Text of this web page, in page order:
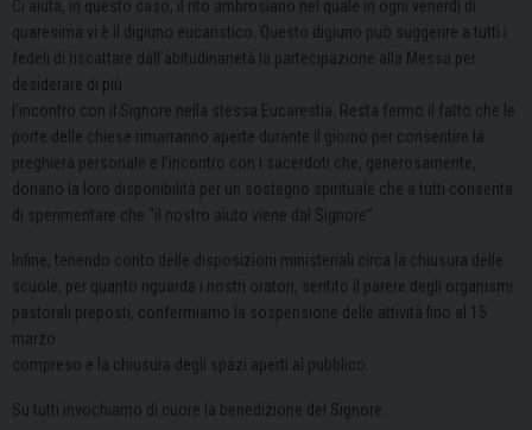
Ci aiuta, in questo caso, il rito ambrosiano nel quale in ogni venerdì di
quaresima vi è il digiuno eucaristico. Questo digiuno può suggerire a tutti i
fedeli di riscattare dall’abitudinarietà la partecipazione alla Messa per
desiderare di più
l’incontro con il Signore nella stessa Eucarestia. Resta fermo il fatto che le
porte delle chiese rimarranno aperte durante il giorno per consentire la
preghiera personale e l’incontro con i sacerdoti che, generosamente,
donano la loro disponibilità per un sostegno spirituale che a tutti consenta
di sperimentare che “il nostro aiuto viene dal Signore”.
Infine, tenendo conto delle disposizioni ministeriali circa la chiusura delle
scuole, per quanto riguarda i nostri oratori, sentito il parere degli organismi
pastorali preposti, confermiamo la sospensione delle attività fino al 15
marzo
compreso e la chiusura degli spazi aperti al pubblico.
Su tutti invochiamo di cuore la benedizione del Signore.